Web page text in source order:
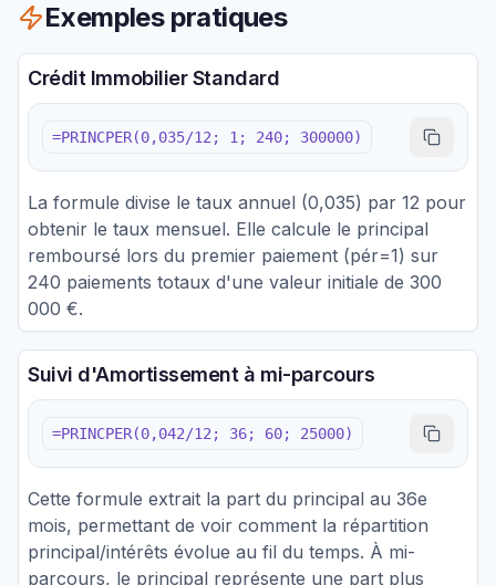
Exemples pratiques
Crédit Immobilier Standard
=PRINCPER(0,035/12; 1; 240; 300000)
La formule divise le taux annuel (0,035) par 12 pour
obtenir le taux mensuel. Elle calcule le principal
remboursé lors du premier paiement (pér=1) sur
240 paiements totaux d'une valeur initiale de 300
000 €.
Suivi d'Amortissement à mi-parcours
=PRINCPER(0,042/12; 36; 60; 25000)
Cette formule extrait la part du principal au 36e
mois, permettant de voir comment la répartition
principal/intérêts évolue au fil du temps. À mi-
parcours, le principal représente une part plus